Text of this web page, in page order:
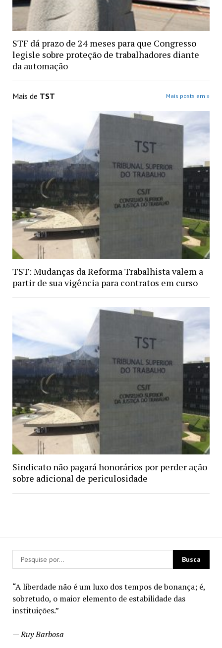
“A liberdade não é um luxo dos tempos de bonança; é,
sobretudo, o maior elemento de estabilidade das
instituições.”
—Ruy Barbosa
STF dá prazo de 24 meses para que Congresso
legisle sobre proteção de trabalhadores diante
da automação
Mais de TST Mais posts em »
TST: Mudanças da Reforma Trabalhista valem a
partir de sua vigência para contratos em curso
Sindicato não pagará honorários por perder ação
sobre adicional de periculosidade